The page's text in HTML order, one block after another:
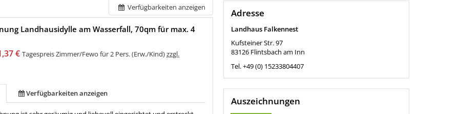
Verfügbarkeiten anzeigen
Landhausidylle am Wasserfall, 70qm für max. 4
€ Tagespreis Zimmer/Fewo für 2 Pers. (Erw./Kind)zzgl.
Verfügbarkeiten anzeigen
Adresse
Landhaus Falkennest
Kufsteiner Str. 97
83126 Flintsbach am Inn
Tel.+49 (0) 15233804407
Auszeichnungen